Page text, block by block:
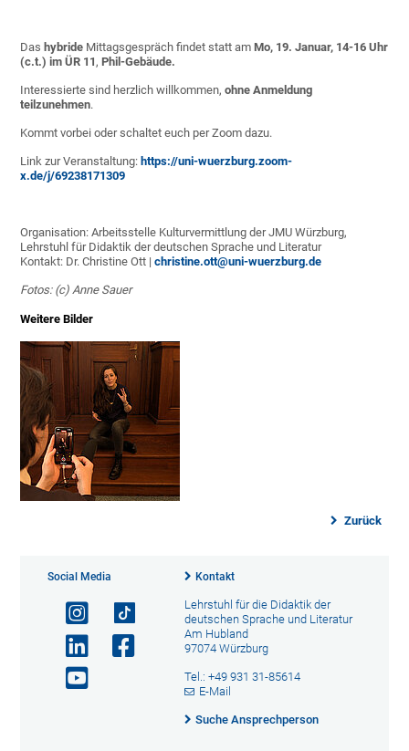
Das hybride Mittagsgespräch findet statt amMo, 19. Januar, 14-16 Uhr
(c.t.) im ÜR 11,Phil-Gebäude.
Interessierte sind herzlich willkommen,ohne Anmeldung
teilzunehmen.
Kommt vorbei oder schaltet euch per Zoom dazu.
Link zur Veranstaltung: https://uni-wuerzburg.zoom-
x.de/j/69238171309
Organisation: Arbeitsstelle Kulturvermittlung der JMU Würzburg,
Lehrstuhl für Didaktik der deutschen Sprache und Literatur
Kontakt: Dr. Christine Ott |christine.ott@uni-wuerzburg.de
Fotos: (c) Anne Sauer
Weitere Bilder
Zurück
Social Media Kontakt
Lehrstuhl für die Didaktik der
deutschen Sprache und Literatur
Am Hubland
97074 Würzburg
Tel.: +49 931 31-85614
E-Mail
Suche Ansprechperson